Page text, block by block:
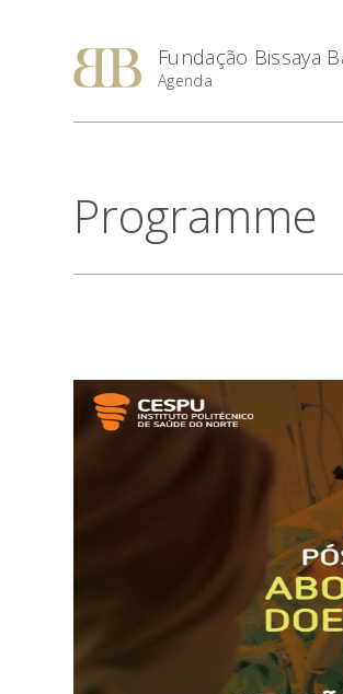
Fundação Bissaya
Agenda
Programme